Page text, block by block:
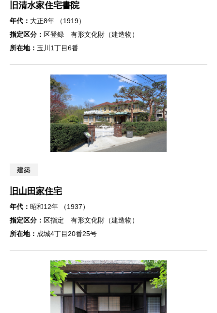
旧清水家住宅書院
年代： 大正8年 （1919）
指定区分： 区登録 有形文化財（建造物）
所在地： 玉川1丁目6番
建築
旧山田家住宅
年代： 昭和12年 （1937）
指定区分： 区指定 有形文化財（建造物）
所在地： 成城4丁目20番25号